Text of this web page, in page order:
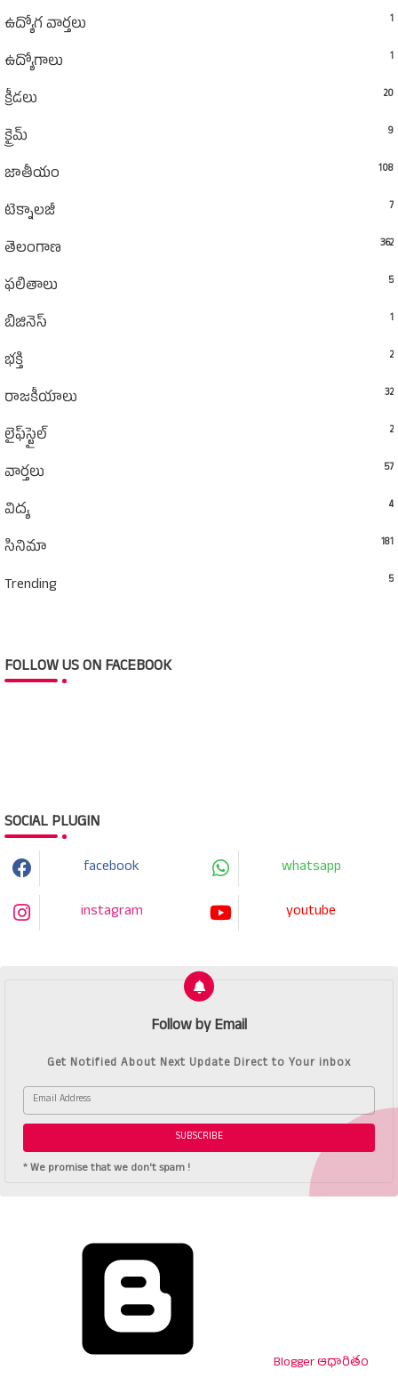
ఉద్యోగ వార్తలు 1
ఉద్యోగాలు 1
క్రీడలు 20
క్రైమ్ 9
జాతీయం 108
టెక్నాలజీ 7
తెలంగాణ 362
ఫలితాలు 5
బిజినెస్ 1
భక్తి 2
రాజకీయాలు 32
లైఫ్‌స్టైల్‌ 2
వార్తలు 57
విద్య 4
సినిమా 181
Trending 5
FOLLOW US ON FACEBOOK
SOCIAL PLUGIN
facebook whatsapp
instagram youtube
Follow by Email
Get Notified About Next Update Direct to Your inbox
* We promise that we don't spam !
Blogger ఆధారితం